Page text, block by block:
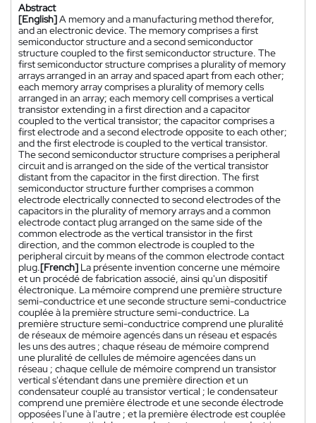
Abstract
[English]A memory and a manufacturing method therefor,
and an electronic device. The memory comprises a first
semiconductor structure and a second semiconductor
structure coupled to the first semiconductor structure. The
first semiconductor structure comprises a plurality of memory
arrays arranged in an array and spaced apart from each other;
each memory array comprises a plurality of memory cells
arranged in an array; each memory cell comprises a vertical
transistor extending in a first direction and a capacitor
coupled to the vertical transistor; the capacitor comprises a
first electrode and a second electrode opposite to each other;
and the first electrode is coupled to the vertical transistor.
The second semiconductor structure comprises a peripheral
circuit and is arranged on the side of the vertical transistor
distant from the capacitor in the first direction. The first
semiconductor structure further comprises a common
electrode electrically connected to second electrodes of the
capacitors in the plurality of memory arrays and a common
electrode contact plug arranged on the same side of the
common electrode as the vertical transistor in the first
direction, and the common electrode is coupled to the
peripheral circuit by means of the common electrode contact
plug.[French] La présente invention concerne une mémoire
et un procédé de fabrication associé, ainsi qu'un dispositif
électronique. La mémoire comprend une première structure
semi-conductrice et une seconde structure semi-conductrice
couplée à la première structure semi-conductrice. La
première structure semi-conductrice comprend une pluralité
de réseaux de mémoire agencés dans un réseau et espacés
les uns des autres ; chaque réseau de mémoire comprend
une pluralité de cellules de mémoire agencées dans un
réseau ; chaque cellule de mémoire comprend un transistor
vertical s'étendant dans une première direction et un
condensateur couplé au transistor vertical ; le condensateur
comprend une première électrode et une seconde électrode
opposées l'une à l'autre ; et la première électrode est couplée